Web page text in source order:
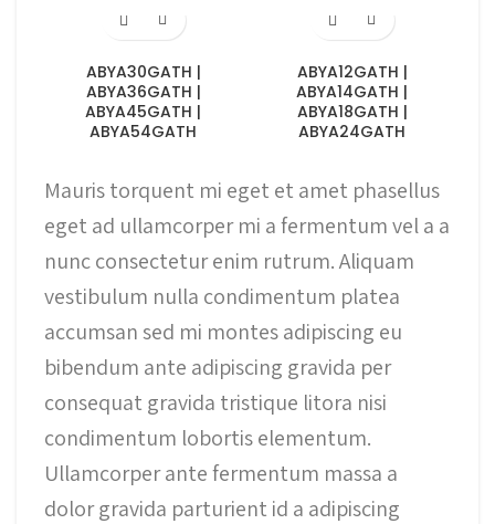
ABYA12GATH |
ABYA14GATH |
ABYA18GATH |
ABYA24GATH
ABYA30GATH |
ABYA36GATH |
ABYA45GATH |
ABYA54GATH
Mauris torquent mi eget et amet phasellus
eget ad ullamcorper mi a fermentum vel a a
nunc consectetur enim rutrum. Aliquam
vestibulum nulla condimentum platea
accumsan sed mi montes adipiscing eu
bibendum ante adipiscing gravida per
consequat gravida tristique litora nisi
condimentum lobortis elementum.
Ullamcorper ante fermentum massa a
dolor gravida parturient id a adipiscing